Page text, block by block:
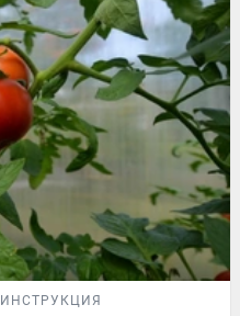
ИНСТРУКЦИЯ